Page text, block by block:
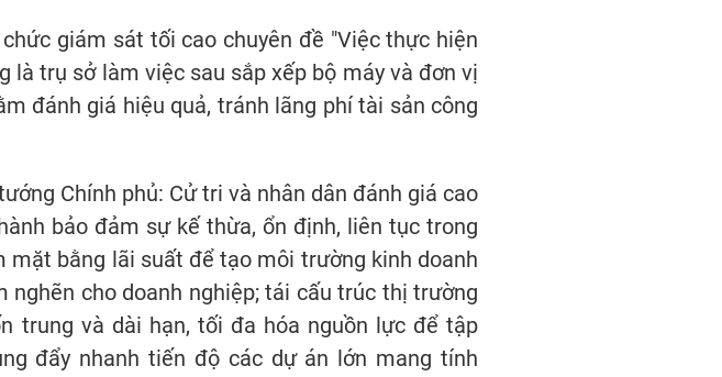
giám sát tối cao chuyên đề "Việc thực hiện
là trụ sở làm việc sau sắp xếp bộ máy và đơn vị
đánh giá hiệu quả, tránh lãng phí tài sản công
Chính phủ: Cử tri và nhân dân đánh giá cao
bảo đảm sự kế thừa, ổn định, liên tục trong
mặt bằng lãi suất để tạo môi trường kinh doanh
cho doanh nghiệp; tái cấu trúc thị trường
trung và dài hạn, tối đa hóa nguồn lực để tập
đẩy nhanh tiến độ các dự án lớn mang tính